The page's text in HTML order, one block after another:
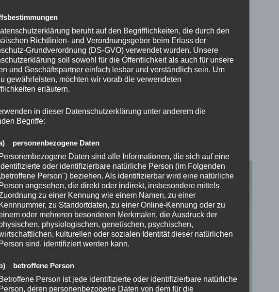
Mahr – Ewald Ott –
Beck – Philipp Langenbach –
– Günter Hollstein –
– Uwe Michel –
2025
beruht auf den Begrifflichkeiten, die durch den
Richtlinien- und Verordnungsgeber beim Erlass der
Grundverordnung (DS-GVO) verwendet wurden. Unsere
soll sowohl für die Öffentlichkeit als auch für unsere
und Geschäftspartner einfach lesbar und verständlich sein. Um
gewährleisten, möchten wir vorab die verwendeten
erläutern.
in dieser Datenschutzerklärung unter anderem die
Begriffe:
personenbezogene Daten
Personenbezogene Daten sind alle Informationen, die sich auf eine
oder identifizierbare natürliche Person (im Folgenden
Person") beziehen. Als identifizierbar wird eine natürliche
Person angesehen, die direkt oder indirekt, insbesondere mittels
zu einer Kennung wie einem Namen, zu einer
Kennnummer, zu Standortdaten, zu einer Online-Kennung oder zu
oder mehreren besonderen Merkmalen, die Ausdruck der
physiologischen, genetischen, psychischen,
kulturellen oder sozialen Identität dieser natürlichen
Person sind, identifiziert werden kann.
betroffene Person
Betroffene Person ist jede identifizierte oder identifizierbare natürliche
Person, deren personenbezogene Daten von dem für die